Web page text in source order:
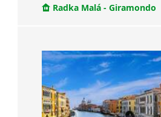
Radka Malá - Giramondo